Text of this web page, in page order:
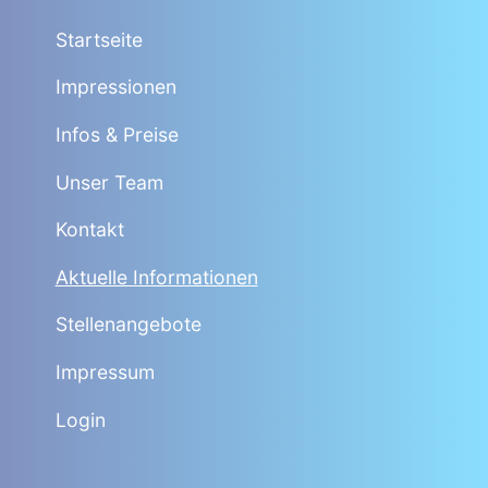
Startseite
Impressionen
Infos & Preise
Unser Team
Kontakt
Aktuelle Informationen
Stellenangebote
Impressum
Login